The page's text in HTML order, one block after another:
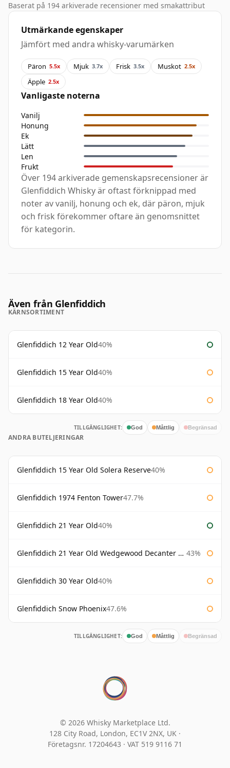
Baserat på 194 arkiverade recensioner med smakattribut
Utmärkande egenskaper
Jämfört med andra whisky-varumärken
Päron 5.5x Mjuk 3.7x Frisk 3.5x Muskot 2.5x
Äpple 2.5x
Vanligaste noterna
Vanilj
Honung
Ek
Lätt
Len
Frukt
Över 194 arkiverade gemenskapsrecensioner är
Glenfiddich Whisky är oftast förknippad med
noter av vanilj, honung och ek, där päron, mjuk
och frisk förekommer oftare än genomsnittet
för kategorin.
Även från Glenfiddich
KÄRNSORTIMENT
Glenfiddich 12 Year Old40%
Glenfiddich 15 Year Old40%
Glenfiddich 18 Year Old40%
TILLGÄNGLIGHET: God Måttlig Begränsad
ANDRA BUTELJERINGAR
Glenfiddich 15 Year Old Solera Reserve40%
Glenfiddich 1974 Fenton Tower47.7%
Glenfiddich 21 Year Old40%
Glenfiddich 21 Year Old Wedgewood Decanter 75cl 43%
Glenfiddich 30 Year Old40%
Glenfiddich Snow Phoenix47.6%
TILLGÄNGLIGHET: God Måttlig Begränsad
© 2026 Whisky Marketplace Ltd.
128 City Road, London, EC1V 2NX, UK ·
Företagsnr. 17204643 · VAT 519 9116 71